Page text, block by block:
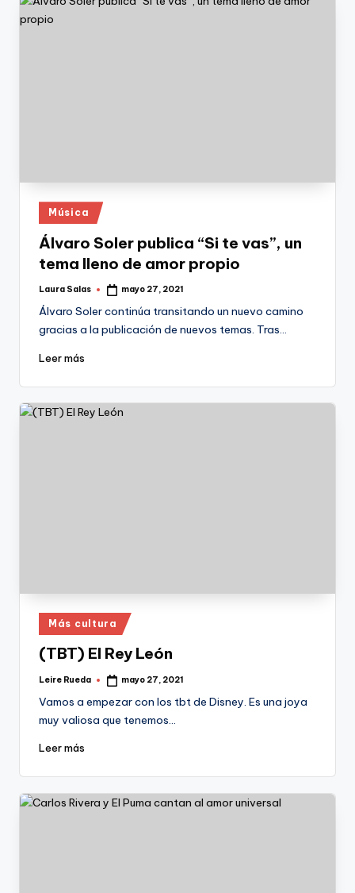
Publicado
en
Música
Álvaro Soler publica “Si te vas”, un
tema lleno de amor propio
Publicado
por
Laura Salas mayo 27, 2021
Álvaro Soler continúa transitando un nuevo camino
gracias a la publicación de nuevos temas. Tras…
Leer más
Publicado
en
Más cultura
(TBT) El Rey León
Publicado
Leire Rueda mayo 27, 2021
Vamos a empezar con los tbt de Disney. Es una joya
muy valiosa que tenemos…
Leer más